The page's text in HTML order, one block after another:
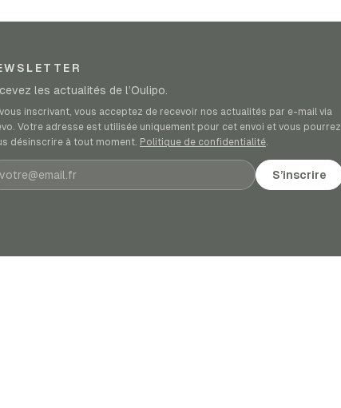
les actualités de l’Oulipo.
vous inscrivant, vous acceptez de recevoir nos actualités par e-mail via
Votre adresse est utilisée uniquement pour cet envoi et vous pourrez
désinscrire à tout moment. Politique de confidentialité.
e-mail S’inscrire